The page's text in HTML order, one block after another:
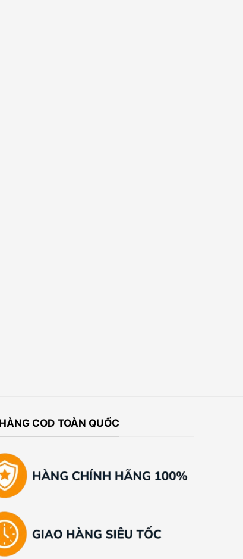
COD TOÀN QUỐC